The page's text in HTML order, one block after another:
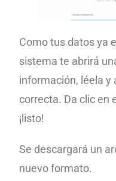
Como tus datos ya
sistema te abrirá
información, léela y
correcta. Da clic en
¡listo!
Se descargará un
nuevo formato.